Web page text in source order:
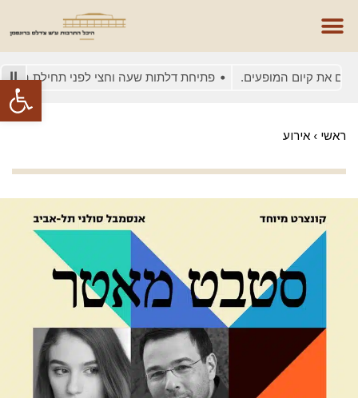
פתח את קיום המופעים. פתיחת דלתות שעה וחצי לפני תחילת המופע
ראשי › אירוע